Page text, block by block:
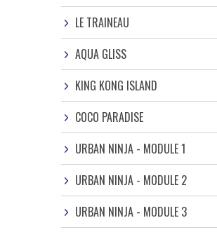
LE TRAINEAU
AQUA GLISS
KING KONG ISLAND
COCO PARADISE
URBAN NINJA - MODULE 1
URBAN NINJA - MODULE 2
URBAN NINJA - MODULE 3